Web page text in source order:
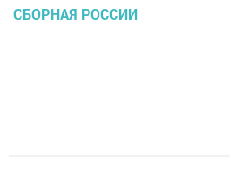
СБОРНАЯ РОССИИ